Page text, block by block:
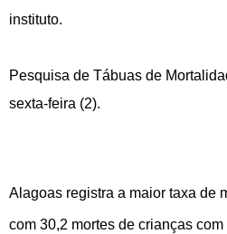
instituto.
Pesquisa de Tábuas de
sexta-feira (2).
Alagoas registra a maior taxa de
com 30,2 mortes de crianças